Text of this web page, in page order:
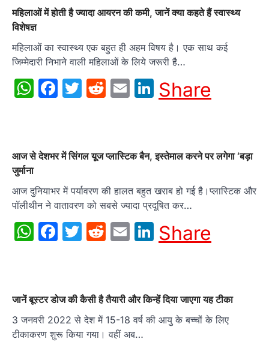
महिलाओं में होती है ज्यादा आयरन की कमी, जानें क्या कहते हैं स्वास्थ्य
विशेषज्ञ
महिलाओं का स्वास्थ्य एक बहुत ही अहम विषय है। एक साथ कई
जिम्मेदारी निभाने वाली महिलाओं के लिये जरूरी है…
WhatsApp
Facebook
Twitter
Reddit
EmailLinkedIn
Share
आज से देशभर में सिंगल यूज प्लास्टिक बैन, इस्तेमाल करने पर लगेगा ‘बड़ा
जुर्माना
आज दुनियाभर में पर्यावरण की हालत बहुत खराब हो गई है।प्लास्टिक और
पॉलीथीन ने वातावरण को सबसे ज्यादा प्रदूषित कर…
WhatsApp
Facebook
Twitter
Reddit
EmailLinkedIn
Share
जानें बूस्टर डोज की कैसी है तैयारी और किन्हें दिया जाएगा यह टीका
3 जनवरी 2022 से देश में 15-18 वर्ष की आयु के बच्चों के लिए
टीकाकरण शुरू किया गया। वहीं अब…